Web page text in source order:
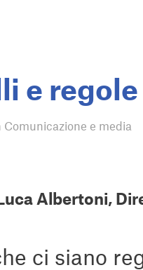
e
Comunicazione e media
Albertoni,
ci siano